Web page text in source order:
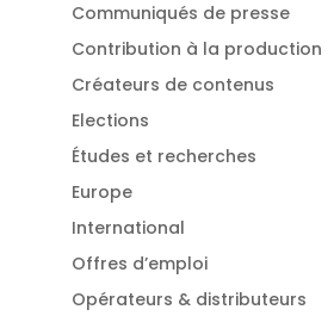
Communiqués de presse
Contribution à la production
Créateurs de contenus
Elections
Études et recherches
Europe
International
Offres d’emploi
Opérateurs & distributeurs